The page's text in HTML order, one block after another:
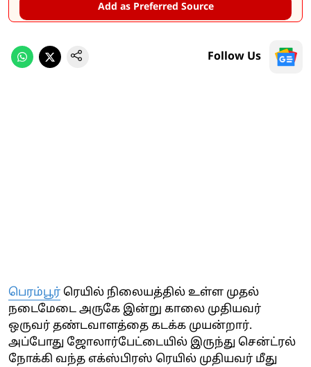
Add as Preferred Source
Follow Us
பெரம்பூர் ரெயில் நிலையத்தில் உள்ள முதல்
நடைமேடை அருகே இன்று காலை முதியவர்
ஒருவர் தண்டவாளத்தை கடக்க முயன்றார்.
அப்போது ஜோலார்பேட்டையில் இருந்து சென்ட்ரல்
நோக்கி வந்த எக்ஸ்பிரஸ் ரெயில் முதியவர் மீது